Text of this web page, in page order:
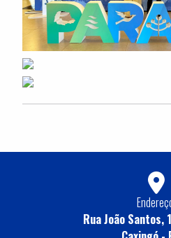
Rua João Santos,